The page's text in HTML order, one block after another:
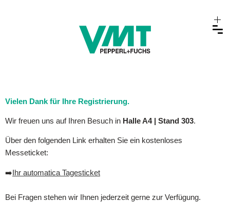
Vielen Dank für Ihre Registrierung.
Wir freuen uns auf Ihren Besuch in Halle A4 | Stand 303.
Über den folgenden Link erhalten Sie ein kostenloses
Messeticket:
➡️Ihr automatica Tagesticket
Bei Fragen stehen wir Ihnen jederzeit gerne zur Verfügung.